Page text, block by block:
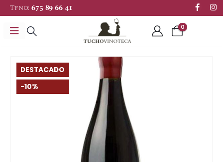
Tfno:675 89 66 41
0
DESTACADO
-10%